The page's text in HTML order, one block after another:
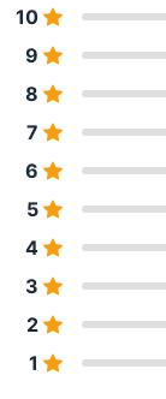
10
9
8
7
6
5
4
3
2
1